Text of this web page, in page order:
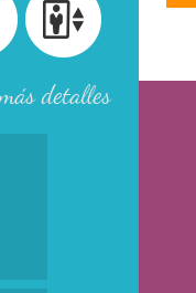
detalles